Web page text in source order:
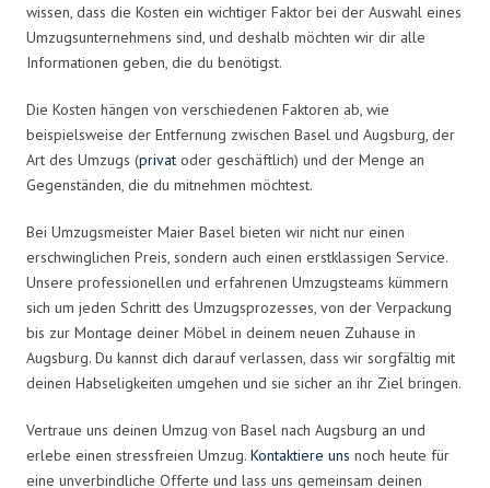
wissen, dass die Kosten ein wichtiger Faktor bei der Auswahl eines
Umzugsunternehmens sind, und deshalb möchten wir dir alle
Informationen geben, die du benötigst.
Die Kosten hängen von verschiedenen Faktoren ab, wie
beispielsweise der Entfernung zwischen Basel und Augsburg, der
Art des Umzugs (privat oder geschäftlich) und der Menge an
Gegenständen, die du mitnehmen möchtest.
Bei Umzugsmeister Maier Basel bieten wir nicht nur einen
erschwinglichen Preis, sondern auch einen erstklassigen Service.
Unsere professionellen und erfahrenen Umzugsteams kümmern
sich um jeden Schritt des Umzugsprozesses, von der Verpackung
bis zur Montage deiner Möbel in deinem neuen Zuhause in
Augsburg. Du kannst dich darauf verlassen, dass wir sorgfältig mit
deinen Habseligkeiten umgehen und sie sicher an ihr Ziel bringen.
Vertraue uns deinen Umzug von Basel nach Augsburg an und
erlebe einen stressfreien Umzug. Kontaktiere uns noch heute für
eine unverbindliche Offerte und lass uns gemeinsam deinen